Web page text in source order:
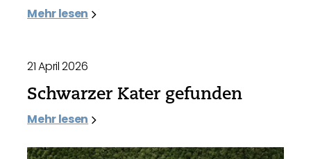
Mehr lesen
21 April 2026
Schwarzer Kater gefunden
Mehr lesen